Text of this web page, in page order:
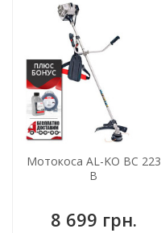
Мотокоса AL-KO BC 223
B
8 699 грн.